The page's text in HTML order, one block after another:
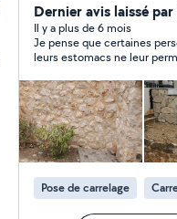
Dernier avis laissé
Il y a plus de 6 mois
Je pense que certaines
leurs estomacs ne leur
Pose de carrelage